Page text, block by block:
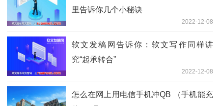
里告诉你几个小秘诀
2022-12-08
软文发稿网告诉你：软文写作同样讲
究“起承转合”
2022-12-08
怎么在网上用电信手机冲QB （手机能充